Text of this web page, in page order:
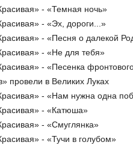
- «Темная ночь»
- «Эх, дороги...»
- «Песня о далекой
- «Не для тебя»
- «Песенка
провели в Великих Луках
- «Нам нужна одна
- «Катюша»
- «Смуглянка»
- «Тучи в голубом»